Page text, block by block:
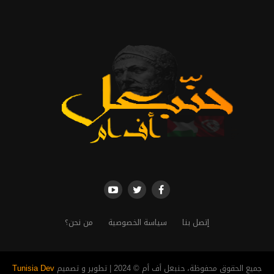
إتصل بنا سياسة الخصوصية من نحن؟
جميع الحقوق محفوظة، حنبعل أف أم © 2024 | تطوير و تصميم Tunisia Dev